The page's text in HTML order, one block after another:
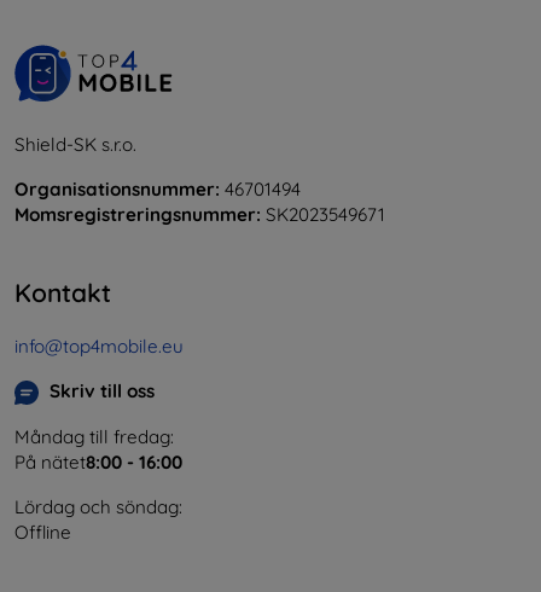
Shield-SK s.r.o.
Organisationsnummer: 46701494
Momsregistreringsnummer: SK2023549671
Kontakt
info@top4mobile.eu
Skriv till oss
Måndag till fredag:
På nätet8:00 - 16:00
Lördag och söndag:
Offline